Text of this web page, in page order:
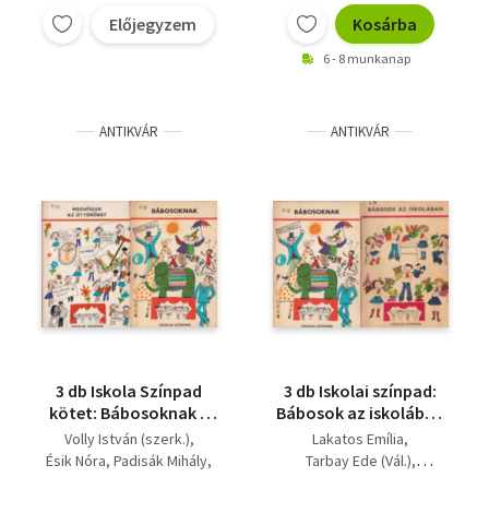
Előjegyzem Kosárba
6 - 8 munkanap
ANTIKVÁR
3 db Iskola Színpad
kötet: Bábosoknak +
Meghívjuk az
úttörőket + Nyitnikék
Volly István (szerk.)
Ésik Nóra Padisák Mihály
ANTIKVÁR
3 db Iskolai színpad:
Bábosok az iskolában
+ Bábosoknak +
Meghívjuk az
Lakatos Emília
Tarbay Ede (Vál.)